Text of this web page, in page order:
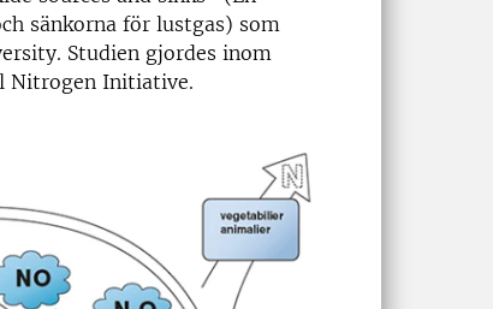
sänkorna för lustgas) som
Studien gjordes inom
Nitrogen Initiative.